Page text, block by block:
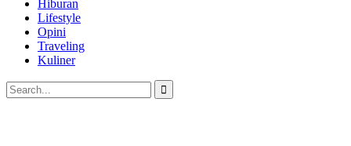
Hiburan
Lifestyle
Opini
Traveling
Kuliner